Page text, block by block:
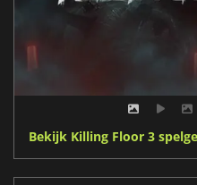
Bekijk Killing Floor 3